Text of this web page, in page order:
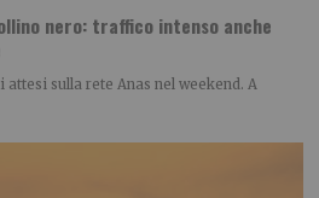
nero: traffico intenso anche
sulla rete Anas nel weekend. A